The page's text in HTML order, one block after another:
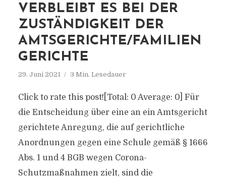
RBLEIBT ES BEI DER ZU
STÄNDIGKEIT DER AM
TSGERICHTE/FAMILIENGE
RICHTE
29. Juni 2021 3 Min. Lesedauer
Click to rate this post![Total: 0 Average: 0] Für
die Entscheidung über eine an ein Amtsgericht
gerichtete Anregung, die auf gerichtliche
Anordnungen gegen eine Schule gemäß § 1666
Abs. 1 und 4 BGB wegen Corona-
Schutzmaßnahmen zielt, sind die